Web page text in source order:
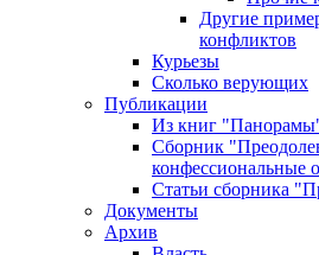
Другие
конфликтов
Курьезы
Сколько верующих
Публикации
Из книг
Сборник
конфессиональные
Статьи сборника
Документы
Архив